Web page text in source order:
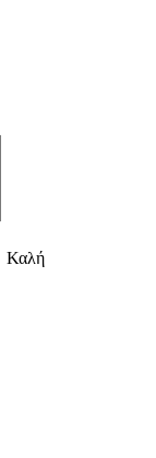
Καλή